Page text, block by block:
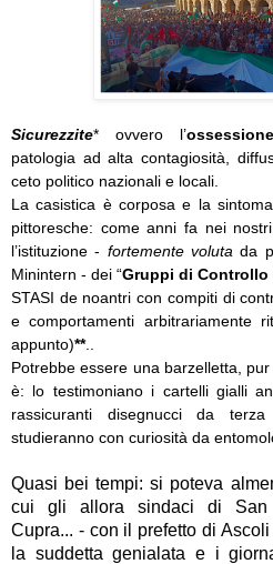
Sicurezzite* ovvero l’
patologia ad alta contagiosità,
ceto politico nazionali e locali.
La casistica è corposa e la
pittoresche: come anni fa nei
l’istituzione - fortemente voluta da
Minintern - dei “Gruppi di Controllo
STASI de noantri con compiti di
e comportamenti arbitrariamente
appunto)**..
Potrebbe essere una barzelletta,
è: lo testimoniano i cartelli gialli
rassicuranti disegnucci da
studieranno con curiosità da
Quasi bei tempi: si poteva
cui gli allora sindaci di San
Cupra... - con il prefetto di
la suddetta genialata e i